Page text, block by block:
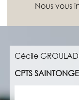
Nous vous
Cécile
CPTS SAINTONGE